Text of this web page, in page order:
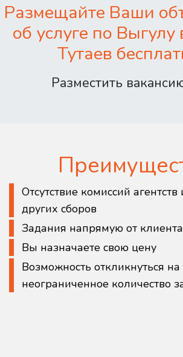
Размещайте Ваши
об услуге по Выгулу
Тутаев
Разместить
Отсутствие комиссий
других сборов
Задания напрямую от клиента
Вы назначаете свою цену
Возможность откликнуться на
неограниченное количество